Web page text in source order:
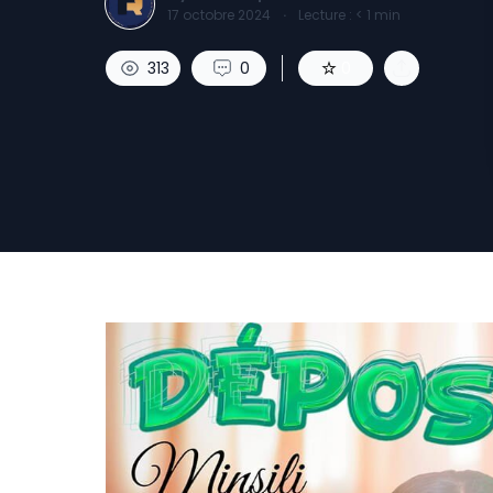
17 octobre 2024 · Lecture : < 1 min
313 0